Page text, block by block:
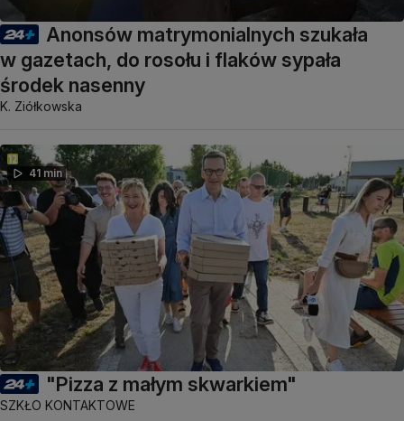
Anonsów matrymonialnych szukała
w gazetach, do rosołu i flaków sypała
środek nasenny
K. Ziółkowska
41 min
"Pizza z małym skwarkiem"
SZKŁO KONTAKTOWE